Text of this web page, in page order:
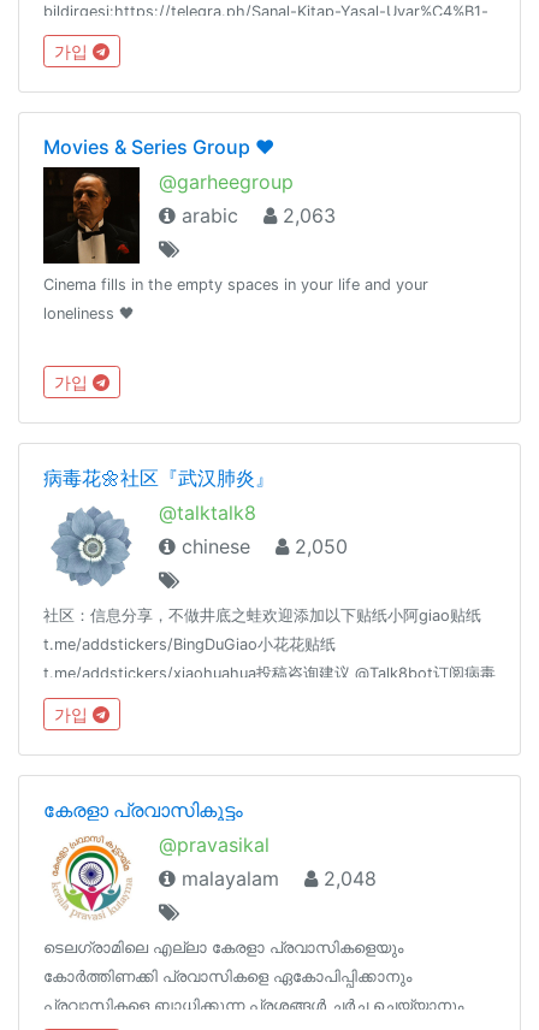
bildirgesi:https://telegra.ph/Sanal-Kitap-Yasal-Uyar%C4%B1-
ve-Telif-Bildirgesi-08-05çatı: @sanalcati
가입
Movies & Series Group ❤️
@garheegroup
arabic
2,063
Cinema fills in the empty spaces in your life and your
loneliness 🖤
가입
病毒花🌼社区『武汉肺炎』
@talktalk8
chinese
2,050
社区：信息分享，不做井底之蛙欢迎添加以下贴纸小阿giao贴纸
t.me/addstickers/BingDuGiao小花花贴纸
t.me/addstickers/xiaohuahua投稿咨询建议 @Talk8bot订阅病毒
频道 @info000
가입
കേരളാ പ്രവാസികൂട്ടം
@pravasikal
malayalam
2,048
ടെലഗ്രാമിലെ എല്ലാ കേരളാ പ്രവാസികളെയും
കോർത്തിണക്കി പ്രവാസികളെ ഏകോപിപ്പിക്കാനും
പ്രവാസികളെ ബാധിക്കുന്ന പ്രശ്നങ്ങള്‍ ചര്‍ച്ച ചെയ്യാനും